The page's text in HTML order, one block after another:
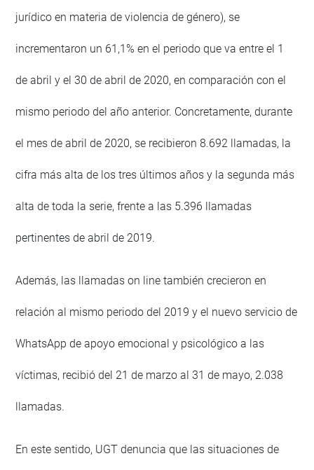
jurídico en materia de violencia de género), se
incrementaron un 61,1% en el periodo que va entre el 1
de abril y el 30 de abril de 2020, en comparación con el
mismo periodo del año anterior. Concretamente, durante
el mes de abril de 2020, se recibieron 8.692 llamadas, la
cifra más alta de los tres últimos años y la segunda más
alta de toda la serie, frente a las 5.396 llamadas
pertinentes de abril de 2019.
Además, las llamadas on line también crecieron en
relación al mismo periodo del 2019 y el nuevo servicio de
WhatsApp de apoyo emocional y psicológico a las
víctimas, recibió del 21 de marzo al 31 de mayo, 2.038
llamadas.
En este sentido, UGT denuncia que las situaciones de